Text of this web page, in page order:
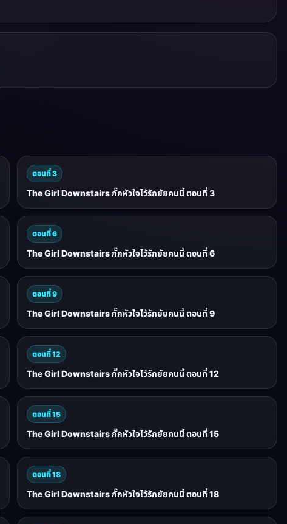
ตอนที่ 3
The Girl Downstairs กั๊กหัวใจไว้รักยัยคนนี้ ตอนที่ 3
ตอนที่ 6
The Girl Downstairs กั๊กหัวใจไว้รักยัยคนนี้ ตอนที่ 6
ตอนที่ 9
The Girl Downstairs กั๊กหัวใจไว้รักยัยคนนี้ ตอนที่ 9
ตอนที่ 12
The Girl Downstairs กั๊กหัวใจไว้รักยัยคนนี้ ตอนที่ 12
ตอนที่ 15
The Girl Downstairs กั๊กหัวใจไว้รักยัยคนนี้ ตอนที่ 15
ตอนที่ 18
The Girl Downstairs กั๊กหัวใจไว้รักยัยคนนี้ ตอนที่ 18